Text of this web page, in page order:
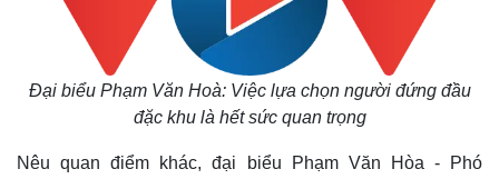
Đại biểu Phạm Văn Hoà: Việc lựa chọn người đứng đầu
đặc khu là hết sức quan trọng
Nêu quan điểm khác, đại biểu Phạm Văn Hòa - Phó